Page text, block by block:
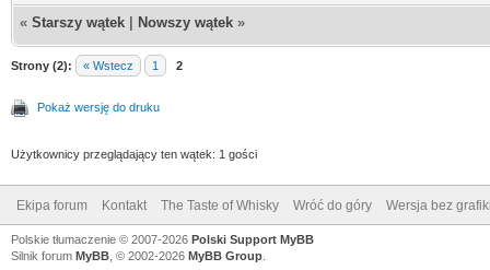
« Starszy wątek Nowszy wątek »
Strony (2): « Wstecz 1 2
Pokaż wersję do druku
Użytkownicy przeglądający ten wątek: 1 gości
Ekipa forum Kontakt The Taste of Whisky Wróć do góry Wersja bez
Polskie tłumaczenie © 2007-2026 Polski Support MyBB
Silnik forum MyBB , © 2002-2026 MyBB Group